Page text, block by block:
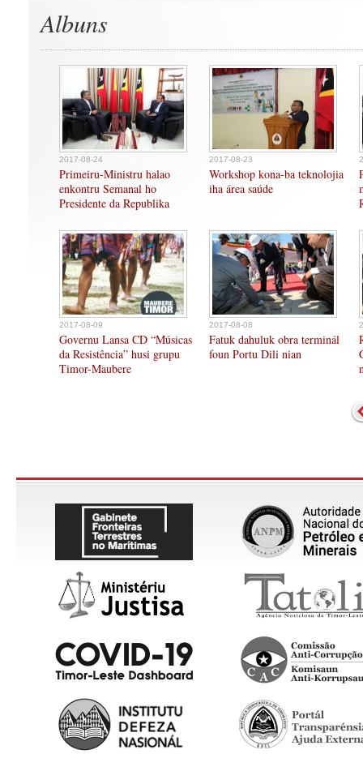
Albuns
2017-08-24
Primeiru-Ministru halao
enkontru Semanal ho
Presidente da Republika
2017-08-23
Workshop kona-ba teknolojia
iha área saúde
2017-08-09
Governu Lansa CD “Músicas
da Resistência” husi grupu
Timor-Maubere
2017-08-08
Fatuk dahuluk obra terminál
foun Portu Dili nian